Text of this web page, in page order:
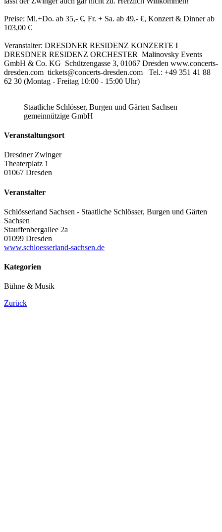
Preise: Mi.+Do. ab 35,- €, Fr. + Sa. ab 49,- €, Konzert & Dinner ab
103,00 €
Veranstalter: DRESDNER RESIDENZ KONZERTE I
DRESDNER RESIDENZ ORCHESTER Malinovsky Events
GmbH & Co. KG Schützengasse 3, 01067 Dresden www.concerts-
dresden.com tickets@concerts-dresden.com Tel.: +49 351 41 88
62 30 (Montag - Freitag 10:00 - 15:00 Uhr)
Staatliche Schlösser, Burgen und Gärten Sachsen
gemeinnützige GmbH
Veranstaltungsort
Dresdner Zwinger
Theaterplatz 1
01067 Dresden
Veranstalter
Schlösserland Sachsen - Staatliche Schlösser, Burgen und Gärten
Sachsen
Stauffenbergallee 2a
01099 Dresden
www.schloesserland-sachsen.de
Kategorien
Bühne & Musik
Zurück